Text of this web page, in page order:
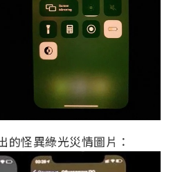
怪異綠光災情圖片：